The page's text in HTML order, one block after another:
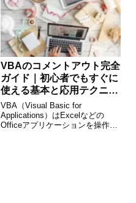
理がしづらくなります。本記事で
は、VBAを使ってセルのスペー
スを柔軟に削除する方法を
VBAのコメントアウト完全
ガイド｜初心者でもすぐに
使える基本と応用テクニッ
ク
VBA（Visual Basic for
Applications）はExcelなどの
Officeアプリケーションを操作す